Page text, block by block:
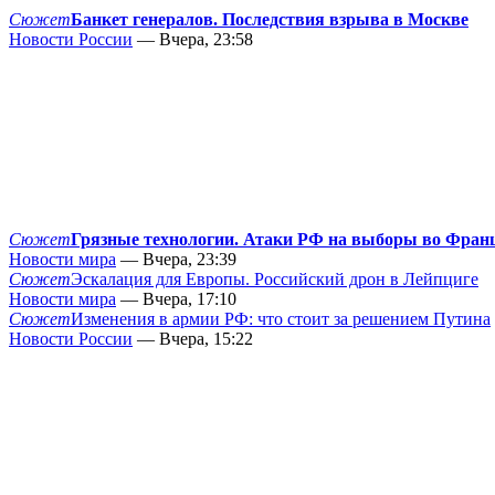
СюжетБанкет генералов. Последствия взрыва в Москве
Новости России — Вчера, 23:58
СюжетГрязные технологии. Атаки РФ на выборы во
Новости мира — Вчера, 23:39
СюжетЭскалация для Европы. Российский дрон в Лейпциге
Новости мира — Вчера, 17:10
СюжетИзменения в армии РФ: что стоит за решением Путина
Новости России — Вчера, 15:22